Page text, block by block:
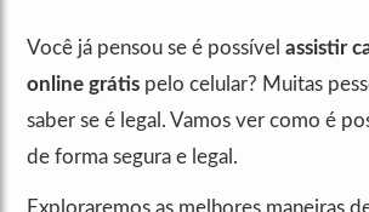
Você já pensou se é possível assistir
online grátis pelo celular? Muitas
saber se é legal. Vamos ver como é
de forma segura e legal.
Exploraremos as melhores maneiras